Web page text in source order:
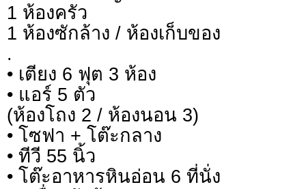
1 ห้องครัว
1 ห้องซักล้าง / ห้องเก็บของ
.
• เตียง 6 ฟุต 3 ห้อง
• แอร์ 5 ตัว
(ห้องโถง 2 / ห้องนอน 3)
• โซฟา + โต๊ะกลาง
• ทีวี 55 นิ้ว
• โต๊ะอาหารหินอ่อน 6 ที่นั่ง